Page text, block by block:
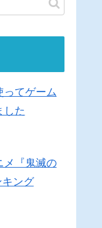
ってゲーム
した
メ『鬼滅の
ング